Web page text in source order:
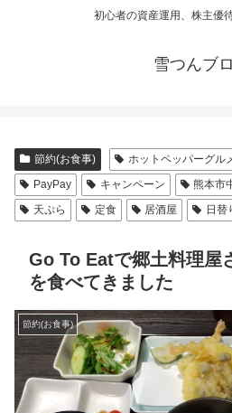
初心者の資産運用、株主優
雪つんブ
節約(お食事) ホットペッパーグル
PayPay
キャンペーン 熊本市
天ぷら
定食 居酒屋 日替
Go To Eatで郷土料理屋
を食べてきました
節約(お食事)